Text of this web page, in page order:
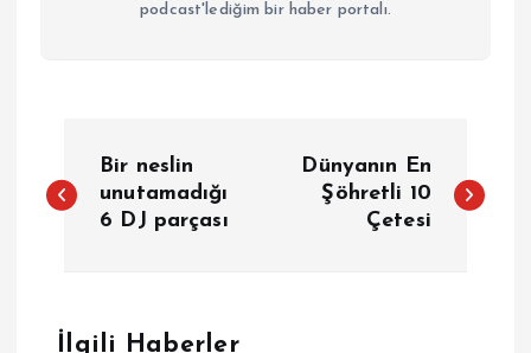
podcast'lediğim bir haber portalı.
a
Bir neslin
unutamadığı
6 DJ parçası
Dünyanın En
Şöhretli 10
Çetesi
İlgili Haberler